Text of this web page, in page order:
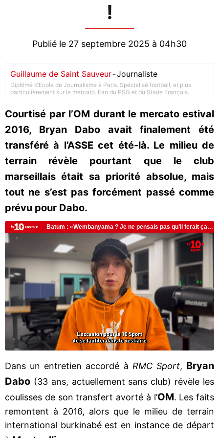
!
Publié le 27 septembre 2025 à 04h30
Guillaume de Saint Sauveur-Journaliste
Diplômé d’Ecole de Journalisme à Paris. Spécialisé football, et plus
particulièrement sur le mercato. Fan du PSG et du Stade Français.
Courtisé par l’OM durant le mercato estival
2016, Bryan Dabo avait finalement été
transféré à l’ASSE cet été-là. Le milieu de
terrain révèle pourtant que le club
marseillais était sa priorité absolue, mais
tout ne s’est pas forcément passé comme
prévu pour Dabo.
Dans un entretien accordé à RMC Sport, Bryan
Dabo (33 ans, actuellement sans club) révèle les
coulisses de son transfert avorté à l’OM. Les faits
remontent à 2016, alors que le milieu de terrain
international burkinabé est en instance de départ